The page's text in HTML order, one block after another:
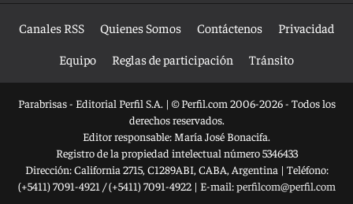
Canales RSS Quienes Somos Contáctenos
Privacidad
Equipo
Reglas de participación Tránsito
Parabrisas - Editorial Perfil S.A. | © Perfil.com 2006-2026 - Todos los
derechos reservados.
Editor responsable: María José Bonacifa.
Registro de la propiedad intelectual número 5346433
Dirección:California 2715, C1289ABI, CABA, Argentina | Teléfono:
(+5411) 7091-4921 /(+5411) 7091-4922| E-mail:perfilcom@perfil.com